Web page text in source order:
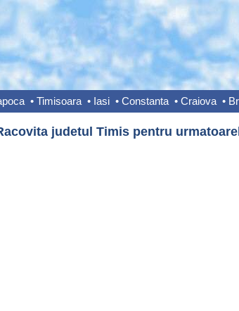
• Timisoara • Iasi • Constanta • Craiova •
judetul Timis pentru